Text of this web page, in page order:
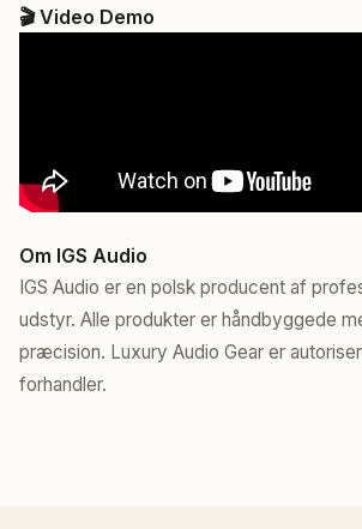
🎬 Video Demo
Om IGS Audio
IGS Audio er en polsk producent af
udstyr. Alle produkter er håndbyggede
præcision. Luxury Audio Gear er
forhandler.